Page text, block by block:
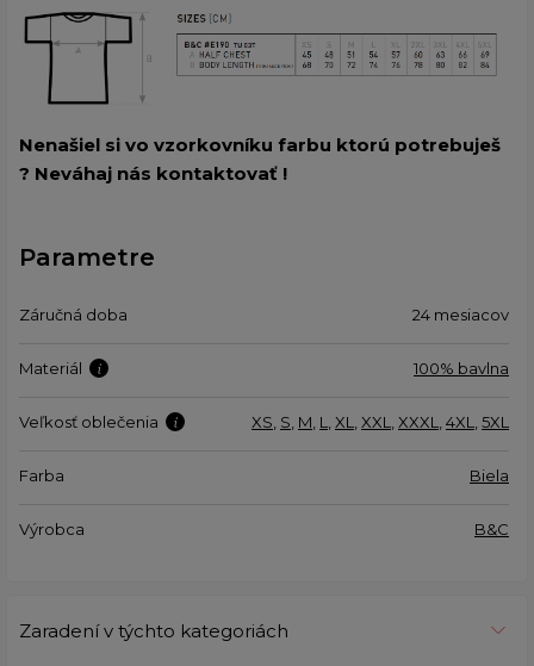
Nenašiel si vo vzorkovníku farbu ktorú potrebuješ
? Neváhaj nás kontaktovať !
Parametre
Záručná doba 24 mesiacov
Materiál 100% bavlna
Veľkosť oblečenia XS S M L XL XXL XXXL 4XL 5XL
Farba Biela
Výrobca B&C
Zaradení v týchto kategoriách